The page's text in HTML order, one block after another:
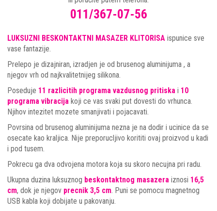
011/367-07-56
LUKSUZNI BESKONTAKTNI MASAZER KLITORISA ispunice sve
vase fantazije.
Prelepo je dizajniran, izradjen je od brusenog aluminijuma , a
njegov vrh od najkvalitetnijeg silikona.
Poseduje 11 razlicitih programa vazdusnog pritiska i 10
programa vibracija koji ce vas svaki put dovesti do vrhunca.
Njihov intezitet mozete smanjivati i pojacavati.
Povrsina od brusenog aluminijuma nezna je na dodir i ucinice da se
osecate kao kraljica. Nije preporucljivo korititi ovaj proizvod u kadi
i pod tusem.
Pokrecu ga dva odvojena motora koja su skoro necujna pri radu.
Ukupna duzina luksuznog beskontaktnog masazera iznosi 16,5
cm, dok je njegov precnik 3,5 cm . Puni se pomocu magnetnog
USB kabla koji dobijate u pakovanju.